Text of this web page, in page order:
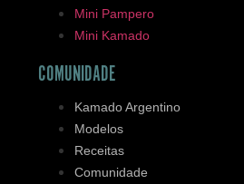
Mini Pampero
Mini Kamado
COMUNIDADE
Kamado Argentino
Modelos
Receitas
Comunidade